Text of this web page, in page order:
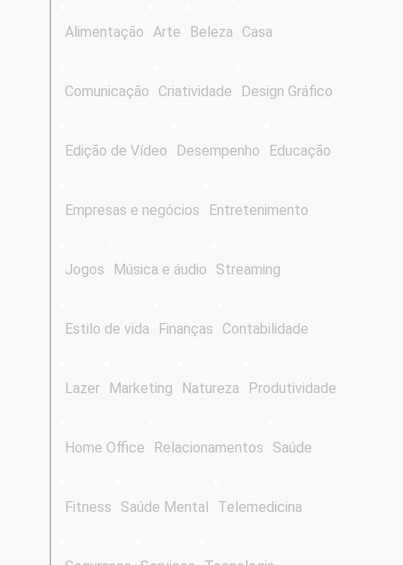
Alimentação Arte Beleza Casa
Comunicação Criatividade Design Gráfico
Edição de Vídeo Desempenho Educação
Empresas e negócios Entretenimento
Jogos Música e áudio Streaming
Estilo de vida Finanças Contabilidade
Lazer Marketing Natureza Produtividade
Home Office Relacionamentos Saúde
Fitness Saúde Mental Telemedicina